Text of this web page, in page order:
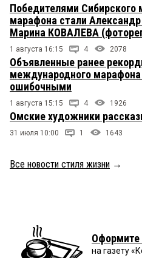
Победителями Сибирского
марафона стали
Марина КОВАЛЕВА
1 августа 16:15 4 2078
Объявленные ранее
международного
ошибочными
1 августа 15:15 4 1926
Омские художники
31 июля 10:00 1 1643
Все новости стиля жизни →
Оформите
на газету